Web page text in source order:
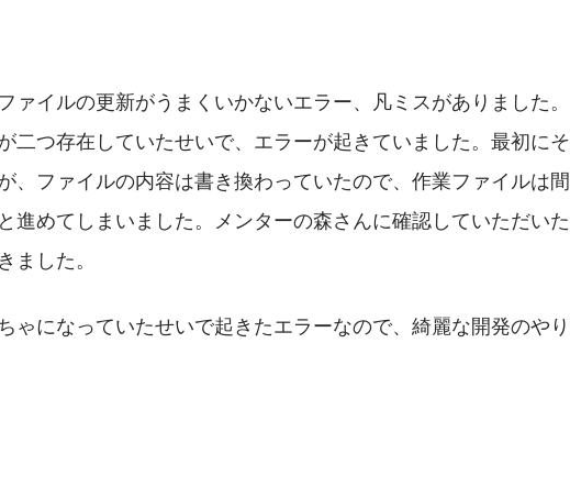
ァイルの更新がうまくいかないエラー、凡ミスがありました。
二つ存在していたせいで、エラーが起きていました。最初にそ
、ファイルの内容は書き換わっていたので、作業ファイルは間
進めてしまいました。メンターの森さんに確認していただいた
ました。
ゃになっていたせいで起きたエラーなので、綺麗な開発のやり